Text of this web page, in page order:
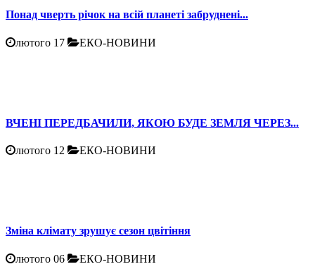
Понад чверть річок на всій планеті забруднені...
лютого 17 ЕКО-НОВИНИ
ВЧЕНІ ПЕРЕДБАЧИЛИ, ЯКОЮ БУДЕ ЗЕМЛЯ ЧЕРЕЗ...
лютого 12 ЕКО-НОВИНИ
Зміна клімату зрушує сезон цвітіння
лютого 06 ЕКО-НОВИНИ